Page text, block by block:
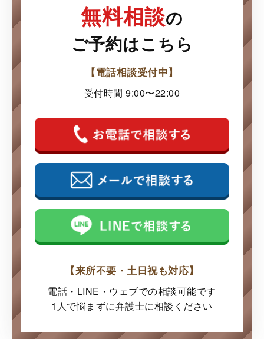
無料相談の
ご予約はこちら
【電話相談受付中】
受付時間 9:00〜22:00
【来所不要・土日祝も対応】
電話・LINE・ウェブでの相談可能です
1人で悩まずに弁護士に相談ください